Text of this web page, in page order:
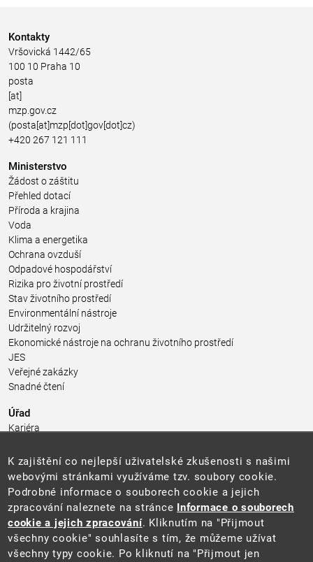
Kontakty
Vršovická 1442/65
100 10 Praha 10
posta
[at]
mzp.gov.cz
(posta[at]mzp[dot]gov[dot]cz)
+420 267 121 111
Ministerstvo
Žádost o záštitu
Přehled dotací
Příroda a krajina
Voda
Klima a energetika
Ochrana ovzduší
Odpadové hospodářství
Rizika pro životní prostředí
Stav životního prostředí
Environmentální nástroje
Udržitelný rozvoj
Ekonomické nástroje na ochranu životního prostředí
JES
Veřejné zakázky
Snadné čtení
Úřad
Kariéra
Pro média a veřejnost
Povinně zveřejňované informace
Kontakty
Přistupnost budovy úřadu MŽP
(PDF, 204 kB)
Web
Aktuality
Ochrana osobních údajů
K zajištění co nejlepší uživatelské zkušenosti s našimi
webovými stránkami využíváme tzv. soubory cookie.
Podrobné informace o souborech cookie a jejich
zpracování naleznete na stránce Informace o souborech
cookie a jejich zpracování. Kliknutím na "Přijmout
všechny cookie" souhlasíte s tím, že můžeme užívat
všechny typy cookie. Po kliknutí na "Přijmout jen